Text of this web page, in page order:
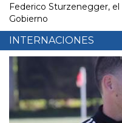
Federico Sturzenegger,
Gobierno
INTERNACIONES